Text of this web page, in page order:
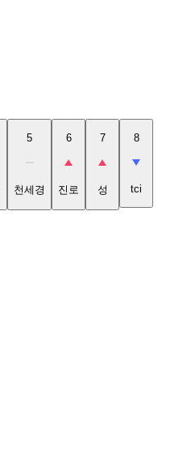
5
천세경
6
진로
7
성
8
tci